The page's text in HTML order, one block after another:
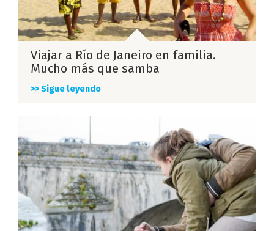
Viajar a Río de Janeiro en familia.
Mucho más que samba
>> Sigue leyendo